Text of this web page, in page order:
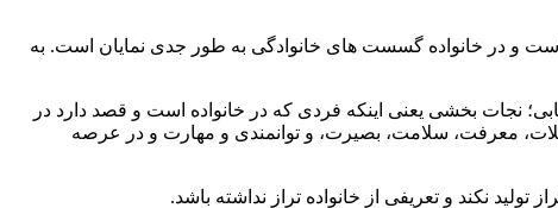
و در خانواده گسست های خانوادگی به طور جدی نمایان است. به
نجات بخشی یعنی اینکه فردی که در خانواده است و قصد دارد در
معرفت، سلامت، بصیرت، و توانمندی و مهارت و در عرصه
نکند و تعریفی از خانواده تراز نداشته باشد.